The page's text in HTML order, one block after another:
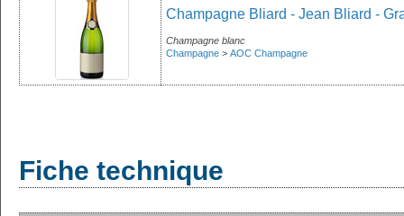
Champagne Bliard - Jean Bliard -
Champagne blanc
Champagne > AOC Champagne
Fiche technique